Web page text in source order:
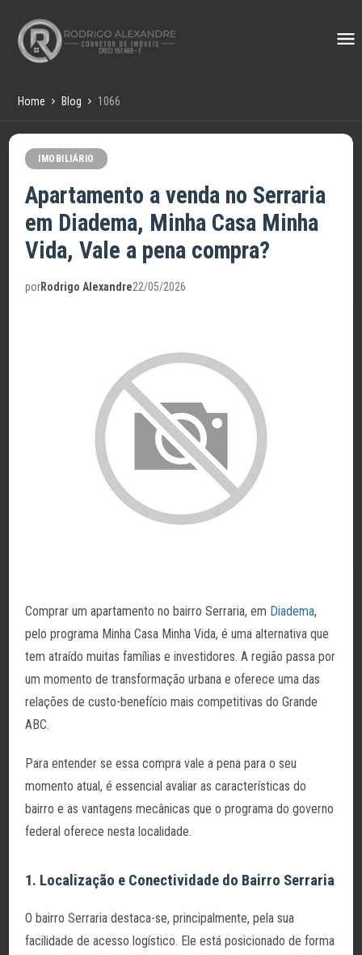
Home Blog 1066
IMOBILIÁRIO
Apartamento a venda no Serraria
em Diadema, Minha Casa Minha
Vida, Vale a pena compra?
porRodrigo Alexandre22/05/2026
Comprar um apartamento no bairro Serraria, em Diadema,
pelo programa Minha Casa Minha Vida, é uma alternativa que
tem atraído muitas famílias e investidores. A região passa por
um momento de transformação urbana e oferece uma das
relações de custo-benefício mais competitivas do Grande
ABC.
Para entender se essa compra vale a pena para o seu
momento atual, é essencial avaliar as características do
bairro e as vantagens mecânicas que o programa do governo
federal oferece nesta localidade.
1. Localização e Conectividade do Bairro Serraria
O bairro Serraria destaca-se, principalmente, pela sua
facilidade de acesso logístico. Ele está posicionado de forma